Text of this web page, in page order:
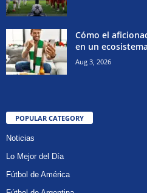
Cómo el
en un
Aug 3, 2026
POPULAR CATEGORY
Noticias
Lo Mejor del Día
Fútbol de América